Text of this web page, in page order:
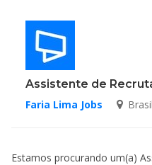
Assistente de
Faria Lima Jobs
Estamos procurando um(a)